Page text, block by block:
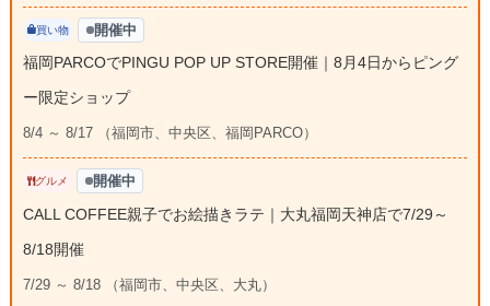
買い物 開催中
福岡PARCOでPINGU POP UP STORE開催｜8月4日からピング
ー限定ショップ
8/4 ～ 8/17 （福岡市、中央区、福岡PARCO）
グルメ 開催中
CALL COFFEE親子でお絵描きラテ｜大丸福岡天神店で7/29～
8/18開催
7/29 ～ 8/18 （福岡市、中央区、大丸）